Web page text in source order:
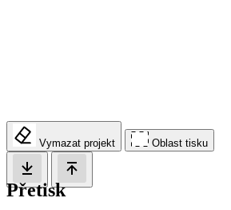
Vymazat projekt Oblast tisku
Přetisk